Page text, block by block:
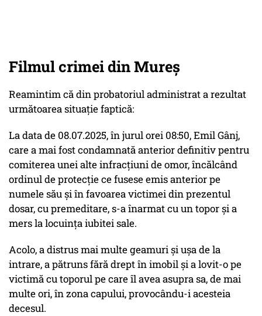
Filmul crimei din Mureș
Reamintim că din probatoriul administrat a rezultat
următoarea situație faptică:
La data de 08.07.2025, în jurul orei 08:50, Emil Gânj,
care a mai fost condamnată anterior definitiv pentru
comiterea unei alte infracțiuni de omor, încălcând
ordinul de protecție ce fusese emis anterior pe
numele său și în favoarea victimei din prezentul
dosar, cu premeditare, s-a înarmat cu un topor și a
mers la locuința iubitei sale.
Acolo, a distrus mai multe geamuri și ușa de la
intrare, a pătruns fără drept în imobil și a lovit-o pe
victimă cu toporul pe care îl avea asupra sa, de mai
multe ori, în zona capului, provocându-i acesteia
decesul.